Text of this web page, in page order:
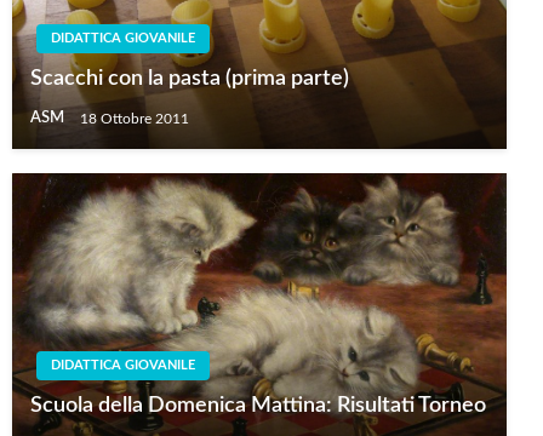
DIDATTICA GIOVANILE
Scacchi con la pasta (prima parte)
ASM 18 Ottobre 2011
DIDATTICA GIOVANILE
Scuola della Domenica Mattina: Risultati Torneo